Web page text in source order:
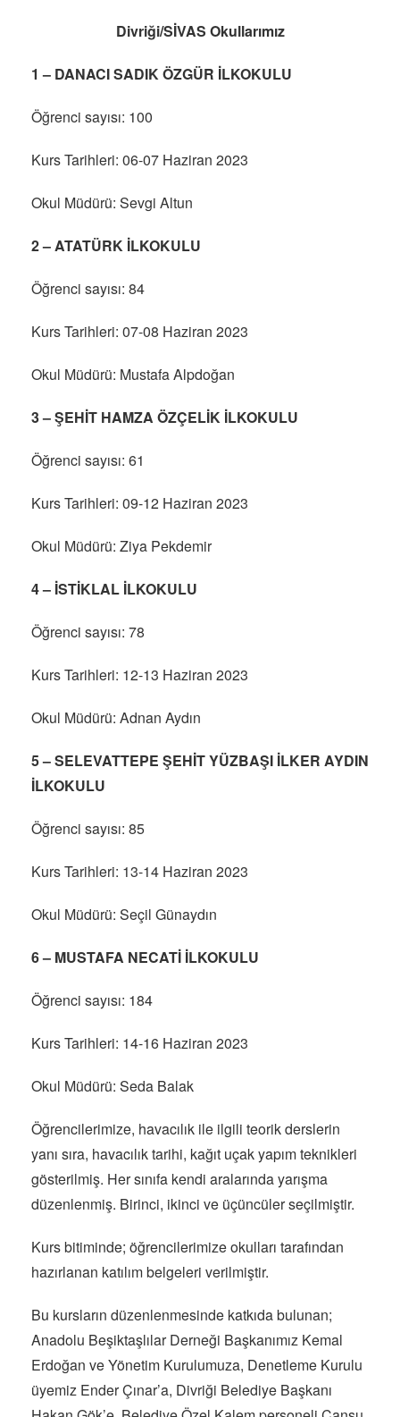
Divriği/SİVAS Okullarımız
1 – DANACI SADIK ÖZGÜR İLKOKULU
Öğrenci sayısı: 100
Kurs Tarihleri: 06-07 Haziran 2023
Okul Müdürü: Sevgi Altun
2 – ATATÜRK İLKOKULU
Öğrenci sayısı: 84
Kurs Tarihleri: 07-08 Haziran 2023
Okul Müdürü: Mustafa Alpdoğan
3 – ŞEHİT HAMZA ÖZÇELİK İLKOKULU
Öğrenci sayısı: 61
Kurs Tarihleri: 09-12 Haziran 2023
Okul Müdürü: Ziya Pekdemir
4 – İSTİKLAL İLKOKULU
Öğrenci sayısı: 78
Kurs Tarihleri: 12-13 Haziran 2023
Okul Müdürü: Adnan Aydın
5 – SELEVATTEPE ŞEHİT YÜZBAŞI İLKER AYDIN
İLKOKULU
Öğrenci sayısı: 85
Kurs Tarihleri: 13-14 Haziran 2023
Okul Müdürü: Seçil Günaydın
6 – MUSTAFA NECATİ İLKOKULU
Öğrenci sayısı: 184
Kurs Tarihleri: 14-16 Haziran 2023
Okul Müdürü: Seda Balak
Öğrencilerimize, havacılık ile ilgili teorik derslerin
yanı sıra, havacılık tarihi, kağıt uçak yapım teknikleri
gösterilmiş. Her sınıfa kendi aralarında yarışma
düzenlenmiş. Birinci, ikinci ve üçüncüler seçilmiştir.
Kurs bitiminde; öğrencilerimize okulları tarafından
hazırlanan katılım belgeleri verilmiştir.
Bu kursların düzenlenmesinde katkıda bulunan;
Anadolu Beşiktaşlılar Derneği Başkanımız Kemal
Erdoğan ve Yönetim Kurulumuza, Denetleme Kurulu
üyemiz Ender Çınar’a, Divriği Belediye Başkanı